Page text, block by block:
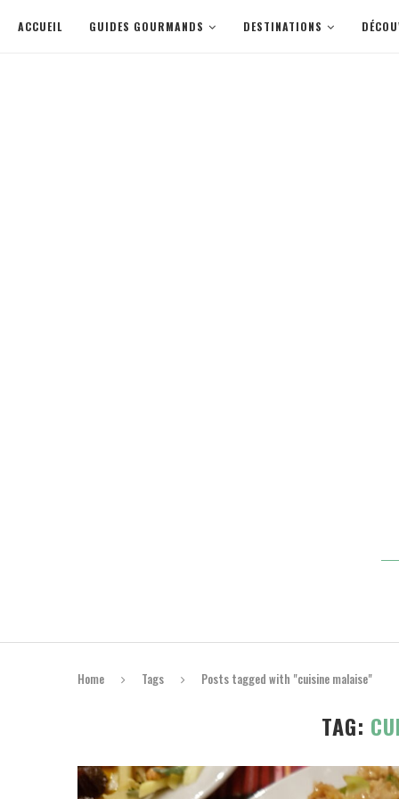
ACCUEIL GUIDES GOURMANDS DESTINATIONS
Home Tags Posts tagged with "cuisine malaise"
TAG: